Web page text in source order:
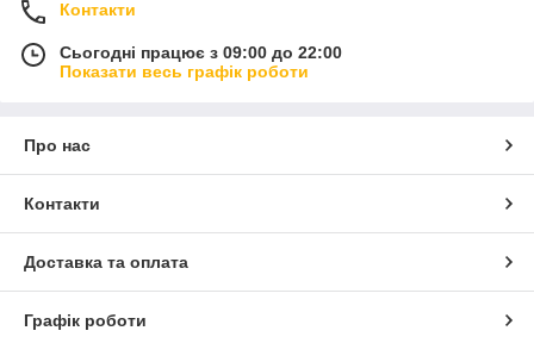
Контакти
Сьогодні працює з 09:00 до 22:00
Показати весь графік роботи
Про нас
Контакти
Доставка та оплата
Графік роботи